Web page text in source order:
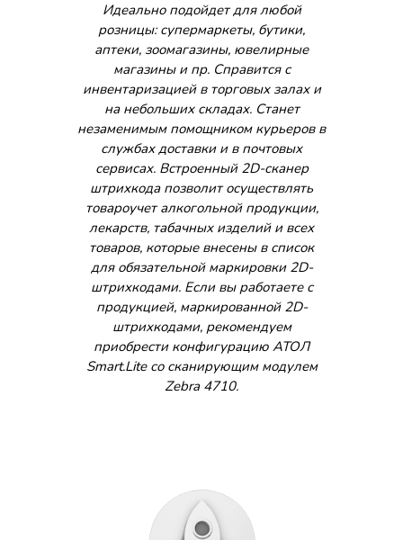
Идеально подойдет для любой
розницы: супермаркеты, бутики,
аптеки, зоомагазины, ювелирные
магазины и пр. Справится с
инвентаризацией в торговых залах и
на небольших складах. Станет
незаменимым помощником курьеров в
службах доставки и в почтовых
сервисах. Встроенный 2D-сканер
штрихкода позволит осуществлять
товароучет алкогольной продукции,
лекарств, табачных изделий и всех
товаров, которые внесены в список
для обязательной маркировки 2D-
штрихкодами. Если вы работаете с
продукцией, маркированной 2D-
штрихкодами, рекомендуем
приобрести конфигурацию АТОЛ
Smart.Lite со сканирующим модулем
Zebra 4710.